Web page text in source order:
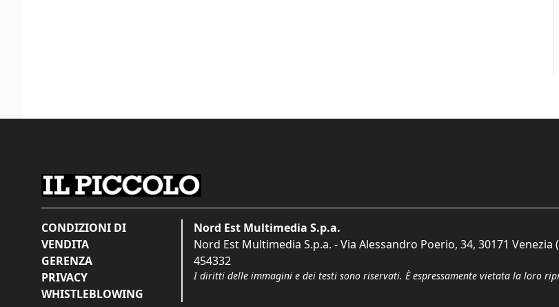
CONDIZIONI DI
VENDITA
GERENZA
PRIVACY
WHISTLEBLOWING
Nord Est Multimedia S.p.a.
Nord Est Multimedia S.p.a. - Via Alessandro Poerio, 34, 30171 Venezia
454332
I diritti delle immagini e dei testi sono riservati. È espressamente vietata la loro